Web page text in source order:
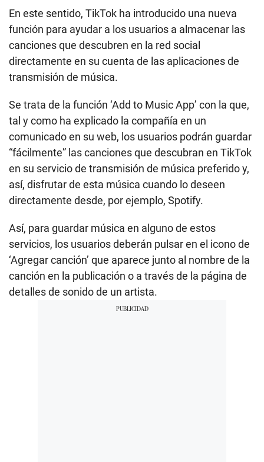
En este sentido, TikTok ha introducido una nueva
función para ayudar a los usuarios a almacenar las
canciones que descubren en la red social
directamente en su cuenta de las aplicaciones de
transmisión de música.
Se trata de la función ‘Add to Music App’ con la que,
tal y como ha explicado la compañía en un
comunicado en su web, los usuarios podrán guardar
“fácilmente” las canciones que descubran en TikTok
en su servicio de transmisión de música preferido y,
así, disfrutar de esta música cuando lo deseen
directamente desde, por ejemplo, Spotify.
Así, para guardar música en alguno de estos
servicios, los usuarios deberán pulsar en el icono de
‘Agregar canción’ que aparece junto al nombre de la
canción en la publicación o a través de la página de
detalles de sonido de un artista.